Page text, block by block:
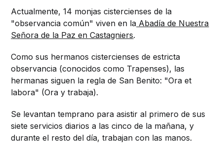
Actualmente, 14 monjas cistercienses de la
"observancia común" viven en la Abadía de Nuestra
Señora de la Paz en Castagniers.
Como sus hermanos cistercienses de estricta
observancia (conocidos como Trapenses), las
hermanas siguen la regla de San Benito: "Ora et
labora" (Ora y trabaja).
Se levantan temprano para asistir al primero de sus
siete servicios diarios a las cinco de la mañana, y
durante el resto del día, trabajan con las manos.